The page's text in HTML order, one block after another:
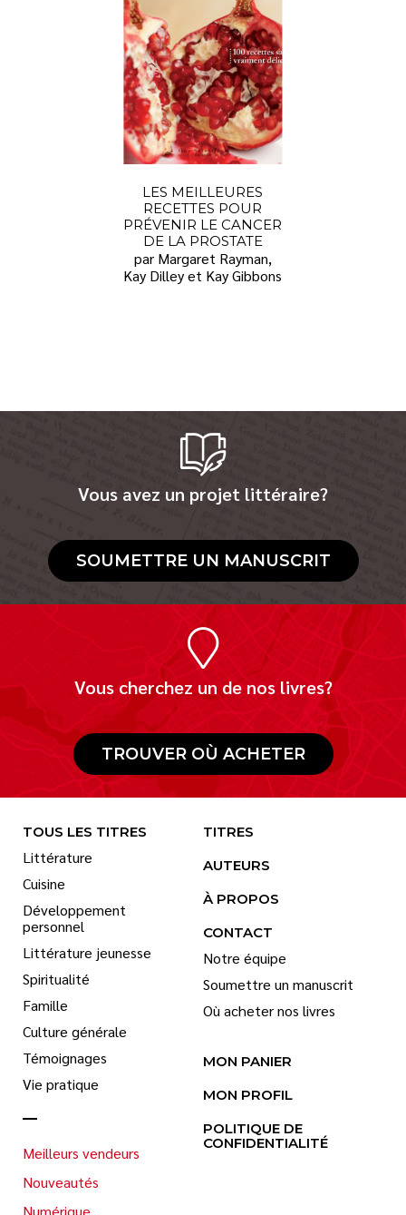
LES MEILLEURES
RECETTES POUR
PRÉVENIR LE CANCER
DE LA PROSTATE
par Margaret Rayman,
Kay Dilley et Kay Gibbons
Vous avez un projet littéraire?
SOUMETTRE UN MANUSCRIT
Vous cherchez un de nos livres?
TROUVER OÙ ACHETER
TOUS LES TITRES
Littérature
Cuisine
Développement
personnel
Littérature jeunesse
Spiritualité
Famille
Culture générale
Témoignages
Vie pratique
Meilleurs vendeurs
Nouveautés
Numérique
TITRES
AUTEURS
À PROPOS
CONTACT
Notre équipe
Soumettre un manuscrit
Où acheter nos livres
MON PANIER
MON PROFIL
POLITIQUE DE
CONFIDENTIALITÉ